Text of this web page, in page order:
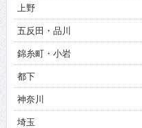
上野
五反田・品川
錦糸町・小岩
都下
神奈川
埼玉